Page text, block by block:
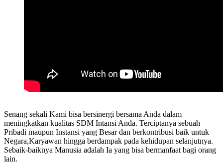
Senang sekali Kami bisa bersinergi bersama Anda dalam
meningkatkan kualitas SDM Intansi Anda. Terciptanya sebuah
Pribadi maupun Instansi yang Besar dan berkontribusi baik untuk
Negara,Karyawan hingga berdampak pada kehidupan selanjutnya.
Sebaik-baiknya Manusia adalah Ia yang bisa bermanfaat bagi orang
lain.